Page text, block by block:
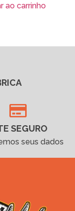
ao carrinho
SEGURO
seus dados